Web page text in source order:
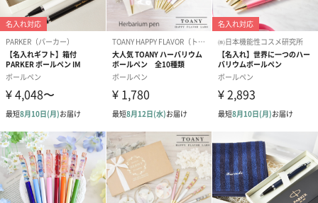
これが独特な製法の証しです。この方法ですと金魚の様な柄の場
合、切削製法にある柄の切れ目がなく均一で美しい表面が得られ
ます。
また、その天冠や軸の先端にまでアール(曲面)加工を掛けて、ペン
の全てがセルロイドで覆われる様に部材のひとつひとつを仕上げ
ています。
二つとして同じ模様の無い、特別な筆記具としてお選び下さい。